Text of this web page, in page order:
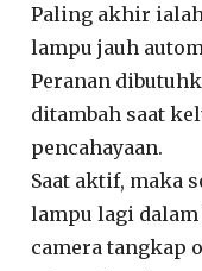
Paling akhir
lampu jauh
Peranan
ditambah saat
pencahayaan.
Saat aktif, maka
lampu lagi
camera tangkap